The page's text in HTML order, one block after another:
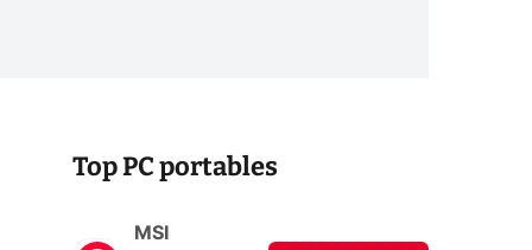
Top PC portables
MSI